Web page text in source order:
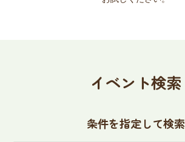
イベント検索
条件を指定して検索